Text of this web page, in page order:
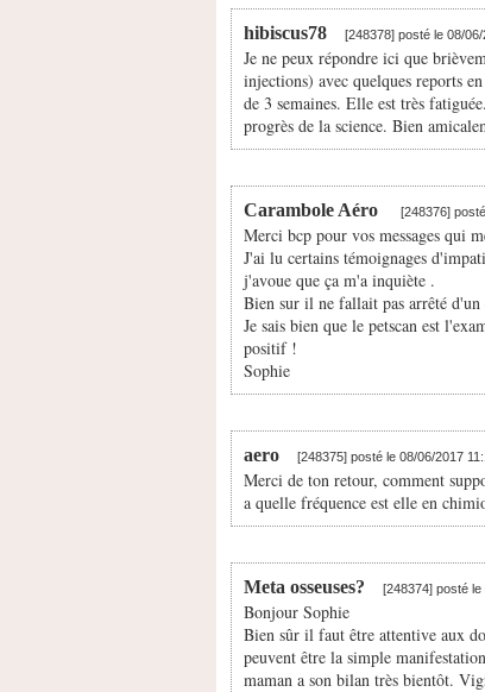
hibiscus78 [248378] posté le 08/
Je ne peux répondre ici que
injections) avec quelques reports
de 3 semaines. Elle est très
progrès de la science. Bien
Carambole Aéro [248376]
Merci bcp pour vos messages qui
J'ai lu certains témoignages
j'avoue que ça m'a inquiète .
Bien sur il ne fallait pas arrêté d'un
Je sais bien que le petscan est
positif !
Sophie
aero [248375] posté le 08/06/2017
Merci de ton retour, comment
a quelle fréquence est elle en
Meta osseuses? [248374] posté le
Bonjour Sophie
Bien sûr il faut être attentive aux
peuvent être la simple
maman a son bilan très bientôt.